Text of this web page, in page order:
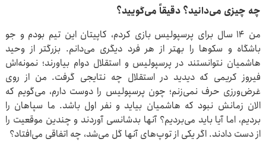
چه چیزی می‌دانید؟ دقیقاً می‌گویید؟
من ۱۴ سال برای پرسپولیس بازی کردم، کاپیتان این تیم بودم و جو
باشگاه و سکوها را بهتر از هر فرد دیگری می‌دانم. بزرگتر از وحید
هاشمیان نتوانستند در پرسپولیس و استقلال دوام بیاورند؛ نمونه‌اش
فیروز کریمی که دیدید در استقلال چه نتایجی گرفت. من از روی
غرض‌ورزی حرف نمی‌زنم؛ چون پرسپولیس را دوست دارم، می‌گویم که
الان زمانش نبود که هاشمیان بیاید و نفر اول باشد. ما سپاهان را
بردیم، اما آیا باید می‌بردیم؟ آنها بدشانسی آوردند و چندین موقعیت را
از دست دادند. اگر یکی از توپ‌های آنها گل می‌شد، چه اتفاقی می‌افتاد؟